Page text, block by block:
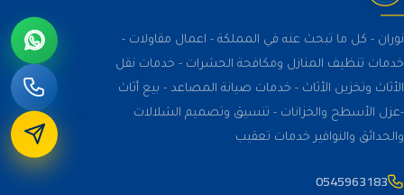
نوران - كل ما تبحث عنه في المملكة - اعمال مقاولات -
خدمات تنظيف المنازل ومكافحة الحشرات - خدمات نقل
الأثاث وتخزين الأثاث - خدمات صيانة المصاعد - بيع أثاث
-عزل الأسطح والخزانات - تنسيق وتصميم الشلالات
والحدائق والنوافير خدمات تعقيب
0545963183